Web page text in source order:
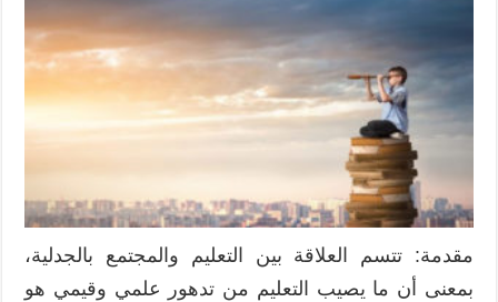
مقدمة: تتسم العلاقة بين التعليم والمجتمع بالجدلية،
بمعنى أن ما يصيب التعليم من تدهور علمي وقيمي هو